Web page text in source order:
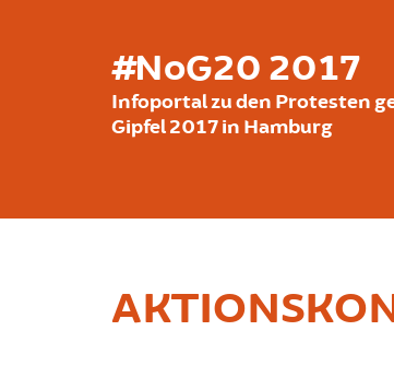
#NoG20 2017
Infoportal zu den Protesten
Gipfel 2017 in Hamburg